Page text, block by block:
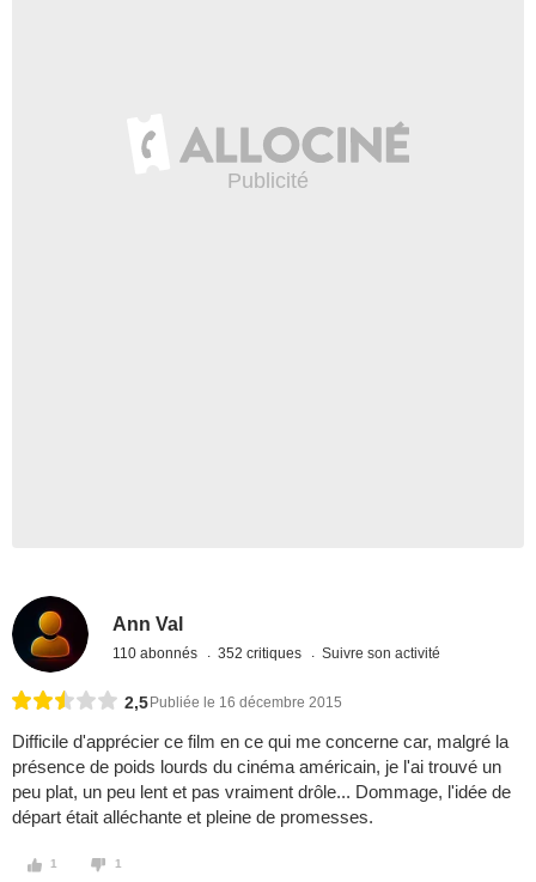
Ann Val
110 abonnés 352 critiques Suivre son activité
2,5 Publiée le 16 décembre 2015
Difficile d'apprécier ce film en ce qui me concerne car, malgré la
présence de poids lourds du cinéma américain, je l'ai trouvé un
peu plat, un peu lent et pas vraiment drôle... Dommage, l'idée de
départ était alléchante et pleine de promesses.
1 1